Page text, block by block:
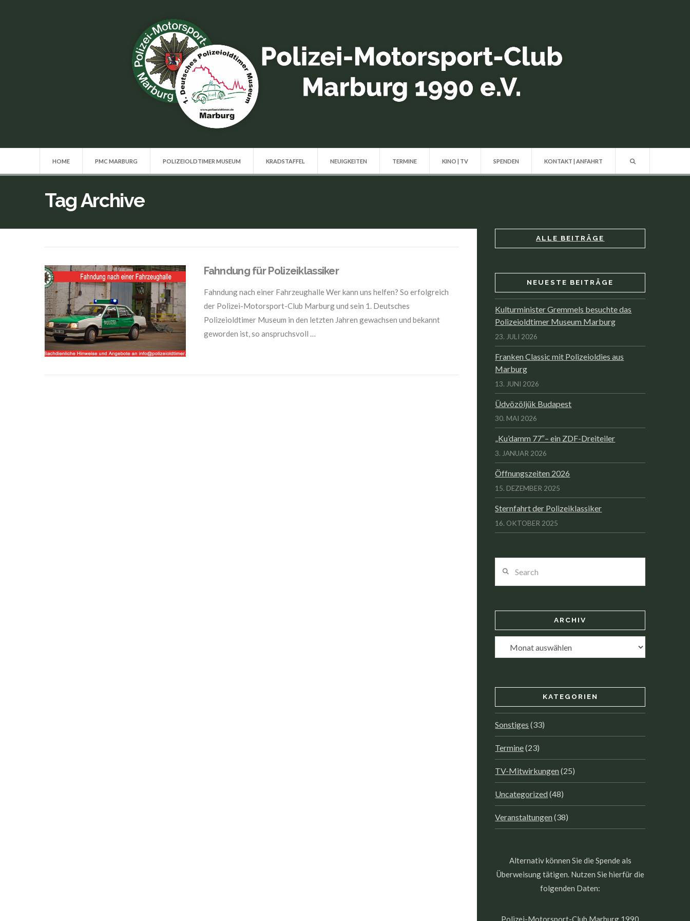
HOME PMC MARBURG POLIZEIOLDTIMER MUSEUM KRADSTAFFEL NEUIGKEITEN TERMINE KINO | TV SPENDEN KONTAKT | ANFAHRT
Tag Archive
Fahndung für Polizeiklassiker
Fahndung nach einer Fahrzeughalle Wer kann uns helfen? So erfolgreich
der Polizei-Motorsport-Club Marburg und sein 1. Deutsches
Polizeioldtimer Museum in den letzten Jahren gewachsen und bekannt
geworden ist, so anspruchsvoll …
ALLE BEITRÄGE
NEUESTE BEITRÄGE
Kulturminister Gremmels besuchte das
Polizeioldtimer Museum Marburg
23. JULI 2026
Franken Classic mit Polizeioldies aus
Marburg
13. JUNI 2026
Üdvözöljük Budapest
30. MAI 2026
„Ku’damm 77″– ein ZDF-Dreiteiler
3. JANUAR 2026
Öffnungszeiten 2026
15. DEZEMBER 2025
Sternfahrt der Polizeiklassiker
16. OKTOBER 2025
ARCHIV
Archiv
KATEGORIEN
Sonstiges (33)
Termine(23)
TV-Mitwirkungen(25)
Uncategorized(48)
Veranstaltungen(38)
Alternativ können Sie die Spende als
Überweisung tätigen. Nutzen Sie hierfür die
folgenden Daten:
Polizei-Motorsport-Club Marburg 1990